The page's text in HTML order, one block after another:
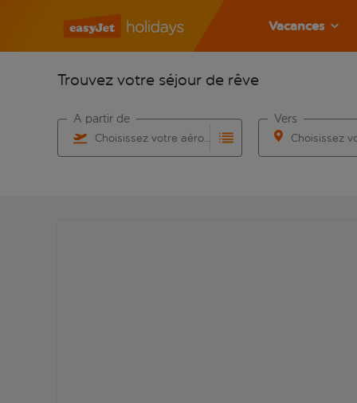
Vacances
Trouvez votre séjour de rêve
Choisissez votre aéroport
À partir de Vers